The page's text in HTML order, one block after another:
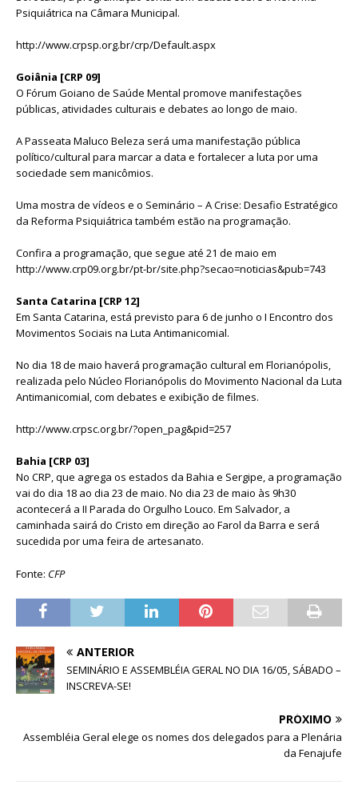
Psiquiátrica na Câmara Municipal.
http://www.crpsp.org.br/crp/Default.aspx
Goiânia [CRP 09]
O Fórum Goiano de Saúde Mental promove manifestações
públicas, atividades culturais e debates ao longo de maio.
A Passeata Maluco Beleza será uma manifestação pública
político/cultural para marcar a data e fortalecer a luta por uma
sociedade sem manicômios.
Uma mostra de vídeos e o Seminário – A Crise: Desafio Estratégico
da Reforma Psiquiátrica também estão na programação.
Confira a programação, que segue até 21 de maio em
http://www.crp09.org.br/pt-br/site.php?secao=noticias&pub=743
Santa Catarina [CRP 12]
Em Santa Catarina, está previsto para 6 de junho o I Encontro dos
Movimentos Sociais na Luta Antimanicomial.
No dia 18 de maio haverá programação cultural em Florianópolis,
realizada pelo Núcleo Florianópolis do Movimento Nacional da Luta
Antimanicomial, com debates e exibição de filmes.
http://www.crpsc.org.br/?open_pag&pid=257
Bahia [CRP 03]
No CRP, que agrega os estados da Bahia e Sergipe, a programação
vai do dia 18 ao dia 23 de maio. No dia 23 de maio às 9h30
acontecerá a II Parada do Orgulho Louco. Em Salvador, a
caminhada sairá do Cristo em direção ao Farol da Barra e será
sucedida por uma feira de artesanato.
Fonte: CFP
ANTERIOR
SEMINÁRIO E ASSEMBLÉIA GERAL NO DIA 16/05, SÁBADO –
INSCREVA-SE!
PRÓXIMO
Assembléia Geral elege os nomes dos delegados para a Plenária
da Fenajufe